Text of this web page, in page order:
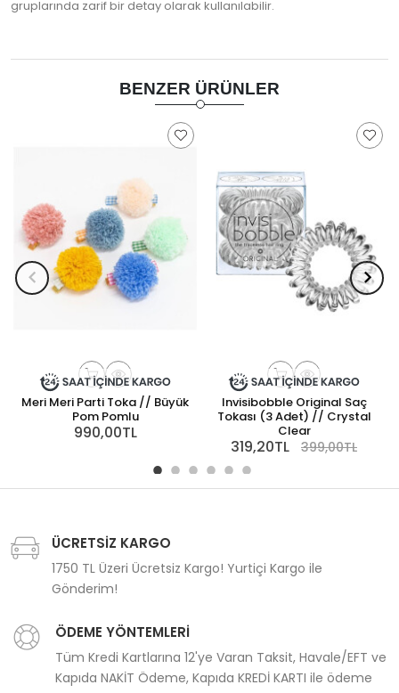
gruplarında zarif bir detay olarak kullanılabilir.
BENZER ÜRÜNLER
Meri Meri Parti Toka // Büyük
Pom Pomlu
990,00TL
Invisibobble Original Saç
Tokası (3 Adet) // Crystal
Clear
319,20TL 399,00TL
ÜCRETSİZ KARGO
1750 TL Üzeri Ücretsiz Kargo! Yurtiçi Kargo ile
Gönderim!
ÖDEME YÖNTEMLERİ
Tüm Kredi Kartlarına 12'ye Varan Taksit, Havale/EFT ve
Kapıda NAKİT Ödeme, Kapıda KREDİ KARTI ile ödeme